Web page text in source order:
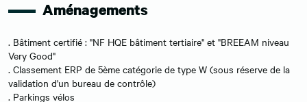
Aménagements
. Bâtiment certifié : "NF HQE bâtiment tertiaire" et "BREEAM niveau
Very Good"
. Classement ERP de 5ème catégorie de type W (sous réserve de la
validation d'un bureau de contrôle)
. Parkings vélos